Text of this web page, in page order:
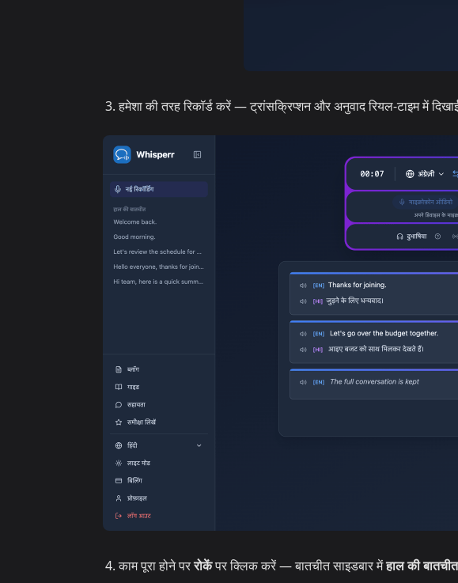
हमेशा की तरह रिकॉर्ड करें — ट्रांसक्रिप्शन और अनुवाद रियल-टाइम में
काम पूरा होने पररोकेंपर क्लिक करें — बातचीत साइडबार मेंहाल की बातचीत